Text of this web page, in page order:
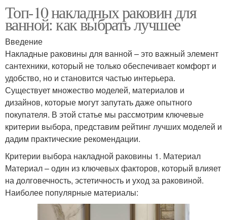
Топ-10 накладных раковин для
ванной: как выбрать лучшее
Введение
Накладные раковины для ванной – это важный элемент
сантехники, который не только обеспечивает комфорт и
удобство, но и становится частью интерьера.
Существует множество моделей, материалов и
дизайнов, которые могут запутать даже опытного
покупателя. В этой статье мы рассмотрим ключевые
критерии выбора, представим рейтинг лучших моделей и
дадим практические рекомендации.
Критерии выбора накладной раковины 1. Материал
Материал – один из ключевых факторов, который влияет
на долговечность, эстетичность и уход за раковиной.
Наиболее популярные материалы: